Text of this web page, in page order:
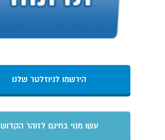
הירשמו לניוזלטר שלנו
עשו מנוי בחינם לזוהר הקדוש